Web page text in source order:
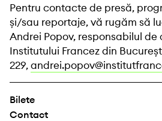
Pentru contacte de presă,
și/sau reportaje, vă rugăm să
Andrei Popov, responsabilul de
Institutului Francez din
229,
Bilete
Contact